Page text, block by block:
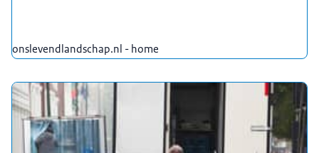
onslevendlandschap.nl - home